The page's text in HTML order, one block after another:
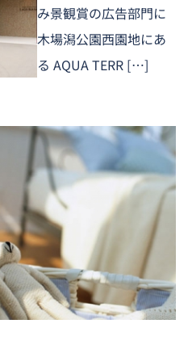
み景観賞の広告部門に
木場潟公園西園地にあ
る AQUA TERR […]